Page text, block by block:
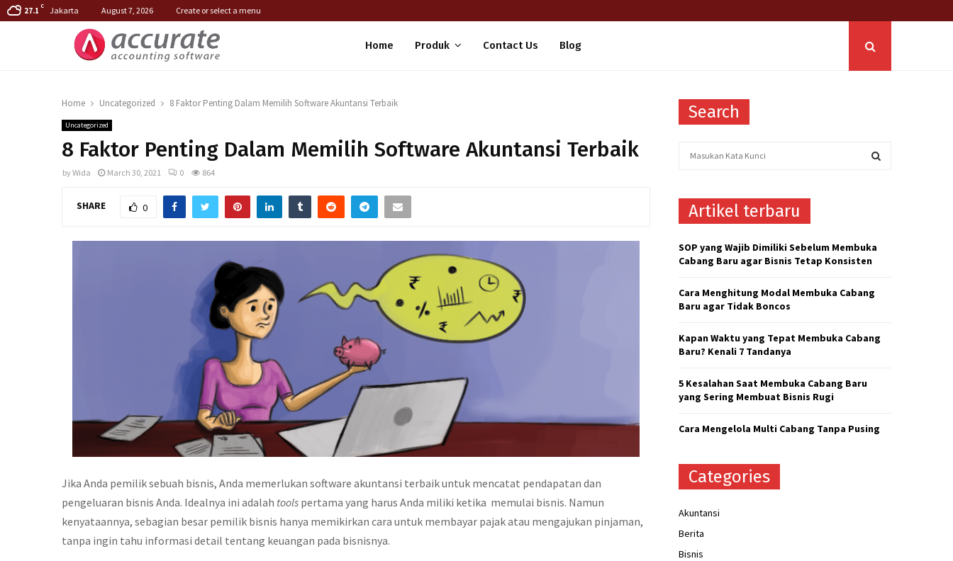
27.1 C Jakarta August 7, 2026 Create or select a menu
Home Produk Contact Us Blog
Home Uncategorized 8 Faktor Penting Dalam Memilih Software Akuntansi Terbaik
Uncategorized
8 Faktor Penting Dalam Memilih Software Akuntansi Terbaik
byWida March 30, 2021 0 864
SHARE 0
Jika Anda pemilik sebuah bisnis, Anda memerlukan software akuntansi terbaik untuk mencatat pendapatan dan
pengeluaran bisnis Anda. Idealnya ini adalah tools pertama yang harus Anda miliki ketika memulai bisnis. Namun
kenyataannya, sebagian besar pemilik bisnis hanya memikirkan cara untuk membayar pajak atau mengajukan pinjaman,
tanpa ingin tahu informasi detail tentang keuangan pada bisnisnya.
Search
h
o
r
C
Artikel terbaru
SOP yang Wajib Dimiliki Sebelum Membuka
Cabang Baru agar Bisnis Tetap Konsisten
Cara Menghitung Modal Membuka Cabang
Baru agar Tidak Boncos
Kapan Waktu yang Tepat Membuka Cabang
Baru? Kenali 7 Tandanya
5 Kesalahan Saat Membuka Cabang Baru
yang Sering Membuat Bisnis Rugi
Cara Mengelola Multi Cabang Tanpa Pusing
Categories
Akuntansi
Berita
Bisnis